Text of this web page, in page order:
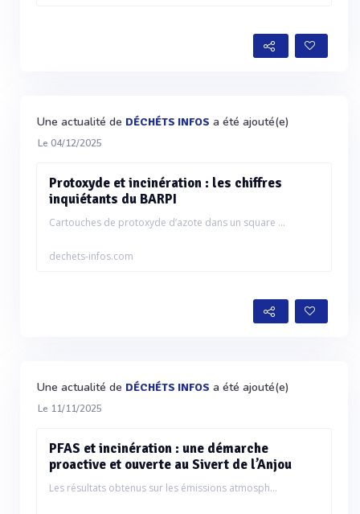
Une actualité de DÉCHÉTS INFOS a été ajouté(e)
Le 04/12/2025
Protoxyde et incinération : les chiffres
inquiétants du BARPI
Cartouches de protoxyde d’azote dans un square ...
dechets-infos.com
Une actualité de DÉCHÉTS INFOS a été ajouté(e)
Le 11/11/2025
PFAS et incinération : une démarche
proactive et ouverte au Sivert de l’Anjou
Les résultats obtenus sur les émissions atmosph...